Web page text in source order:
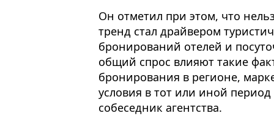
Он отметил при этом, что
тренд стал драйвером
бронирований отелей и
общий спрос влияют такие
бронирования в регионе,
условия в тот или иной
собеседник агентства.